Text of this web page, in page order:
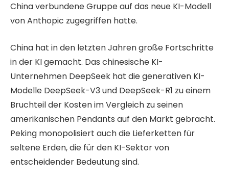
China verbundene Gruppe auf das neue KI-Modell
von Anthopic zugegriffen hatte.
China hat in den letzten Jahren große Fortschritte
in der KI gemacht. Das chinesische KI-
Unternehmen DeepSeek hat die generativen KI-
Modelle DeepSeek-V3 und DeepSeek-R1 zu einem
Bruchteil der Kosten im Vergleich zu seinen
amerikanischen Pendants auf den Markt gebracht.
Peking monopolisiert auch die Lieferketten für
seltene Erden, die für den KI-Sektor von
entscheidender Bedeutung sind.